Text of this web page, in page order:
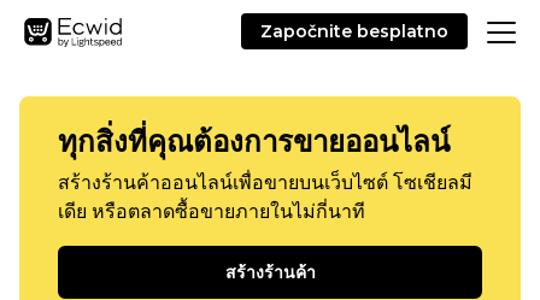
Započnite besplatno
ทุกสิ่งที่คุณต้องการขายออนไลน์
สร้างร้านค้าออนไลน์เพื่อขายบนเว็บไซต์ โซเชียลมี
เดีย หรือตลาดซื้อขายภายในไม่กี่นาที
สร้างร้านค้า